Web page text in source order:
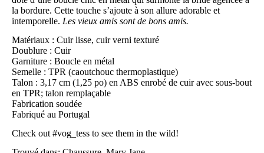
la bordure. Cette touche s’ajoute à son allure adorable et
intemporelle. Les vieux amis sont de bons amis.
Matériaux : Cuir lisse, cuir verni texturé
Doublure : Cuir
Garniture : Boucle en métal
Semelle : TPR (caoutchouc thermoplastique)
Talon : 3,17 cm (1,25 po) en ABS enrobé de cuir avec sous-bout
en TPR; talon remplaçable
Fabrication soudée
Fabriqué au Portugal
Check out #vog_tess to see them in the wild!